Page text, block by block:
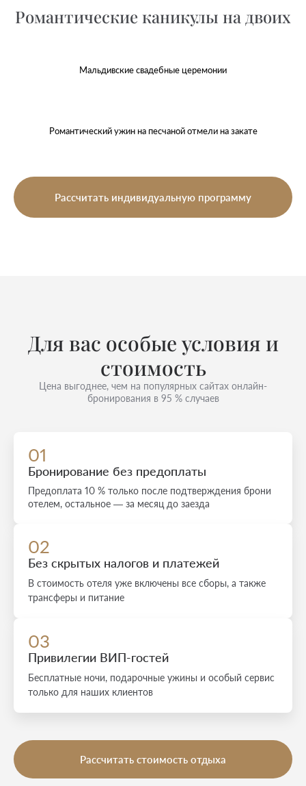
Романтические каникулы на двоих
Мальдивские свадебные церемонии
Романтический ужин на песчаной отмели на закате
Рассчитать индивидуальную программу
Для вас особые условия и
стоимость
Цена выгоднее, чем на популярных сайтах онлайн-
бронирования в 95 % случаев
01
Бронирование без предоплаты
Предоплата 10 % только после подтверждения брони
отелем, остальное — за месяц до заезда
02
Без скрытых налогов и платежей
В стоимость отеля уже включены все сборы, а также
трансферы и питание
03
Привилегии ВИП-гостей
Бесплатные ночи, подарочные ужины и особый сервис
только для наших клиентов
Рассчитать стоимость отдыха